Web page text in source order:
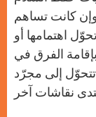
وإن كانت تساهم
اهتمامها أو
الفرق في
إلى مجرّد